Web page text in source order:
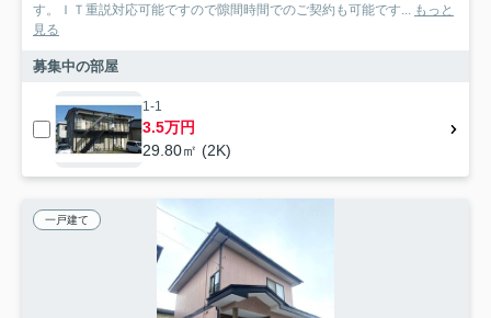
す。ＩＴ重説対応可能ですので隙間時間でのご契約も可能です... もっと
見る
募集中の部屋
1-1
3.5万円
29.80㎡ (2K)
一戸建て